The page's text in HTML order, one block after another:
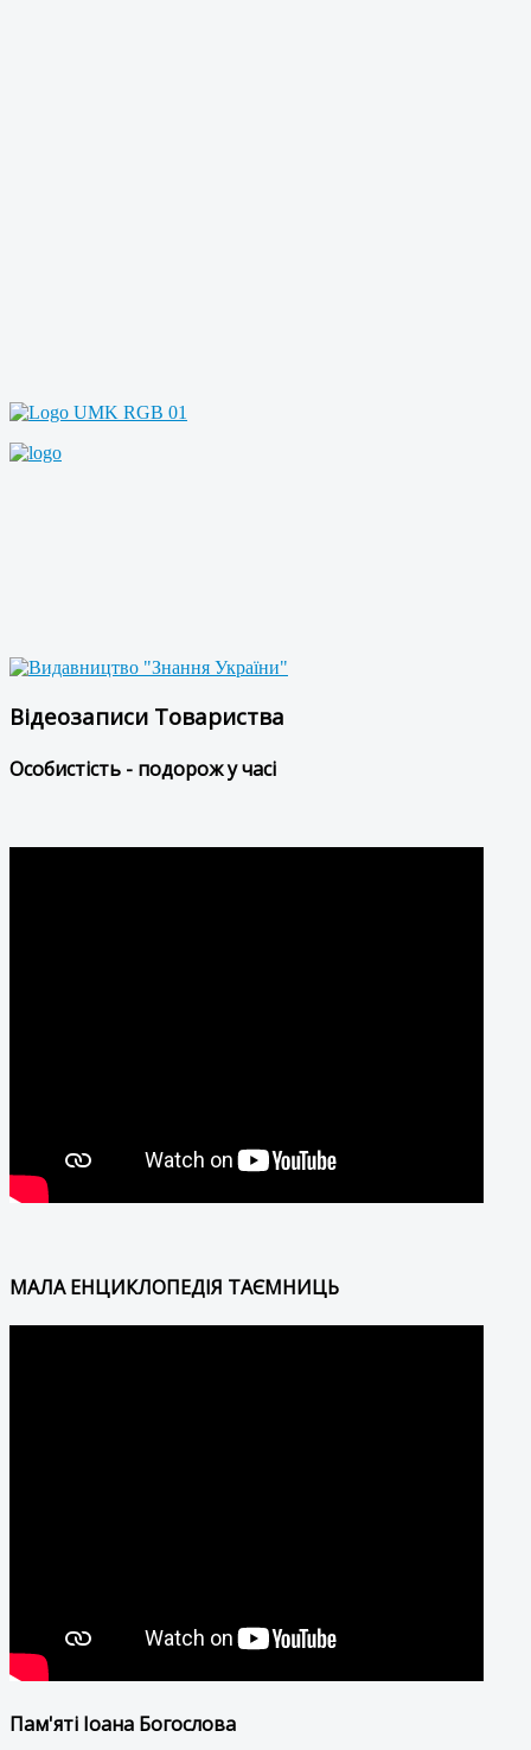
Відеозаписи Товариства
Особистість - подорож у часі
МАЛА ЕНЦИКЛОПЕДІЯ ТАЄМНИЦЬ
Пам'яті Іоана Богослова